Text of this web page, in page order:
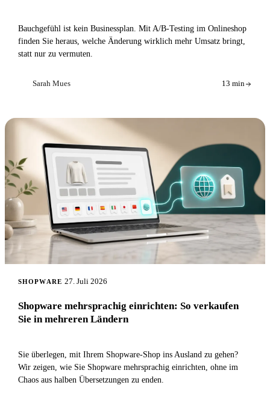
Bauchgefühl ist kein Businessplan. Mit A/B-Testing im Onlineshop
finden Sie heraus, welche Änderung wirklich mehr Umsatz bringt,
statt nur zu vermuten.
Sarah Mues 13 min
SHOPWARE 27. Juli 2026
Shopware mehrsprachig einrichten: So verkaufen
Sie in mehreren Ländern
Sie überlegen, mit Ihrem Shopware-Shop ins Ausland zu gehen?
Wir zeigen, wie Sie Shopware mehrsprachig einrichten, ohne im
Chaos aus halben Übersetzungen zu enden.